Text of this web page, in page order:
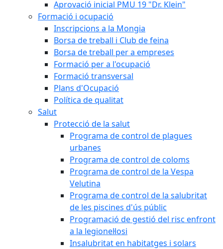
Aprovació inicial PMU 19 "Dr. Klein"
Formació i ocupació
Inscripcions a la Mongia
Borsa de treball i Club de feina
Borsa de treball per a empreses
Formació per a l'ocupació
Formació transversal
Plans d'Ocupació
Política de qualitat
Salut
Protecció de la salut
Programa de control de plagues
urbanes
Programa de control de coloms
Programa de control de la Vespa
Velutina
Programa de control de la salubritat
de les piscines d'ús públic
Programació de gestió del risc enfront
a la legionel·losi
Insalubritat en habitatges i solars